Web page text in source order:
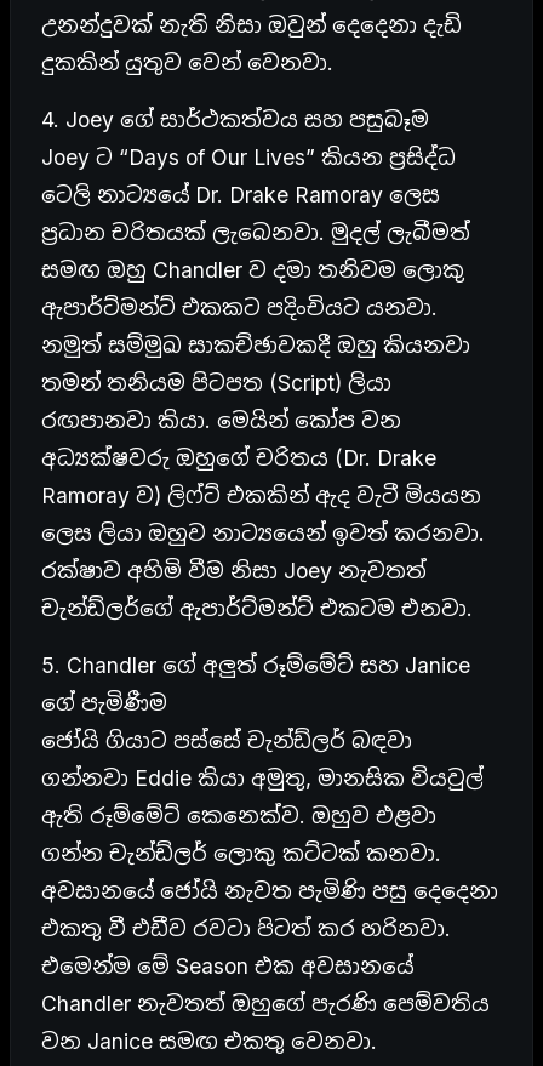
උනන්දුවක් නැති නිසා ඔවුන් දෙදෙනා දැඩි
දුකකින් යුතුව වෙන් වෙනවා.
4. Joey ගේ සාර්ථකත්වය සහ පසුබෑම
Joey ට “Days of Our Lives” කියන ප්‍රසිද්ධ
ටෙලි නාට්‍යයේ Dr. Drake Ramoray ලෙස
ප්‍රධාන චරිතයක් ලැබෙනවා. මුදල් ලැබීමත්
සමඟ ඔහු Chandler ව දමා තනිවම ලොකු
ඇපාර්ට්මන්ට් එකකට පදිංචියට යනවා.
නමුත් සම්මුඛ සාකච්ඡාවකදී ඔහු කියනවා
තමන් තනියම පිටපත (Script) ලියා
රඟපානවා කියා. මෙයින් කෝප වන
අධ්‍යක්ෂවරු ඔහුගේ චරිතය (Dr. Drake
Ramoray ව) ලිෆ්ට් එකකින් ඇද වැටී මියයන
ලෙස ලියා ඔහුව නාට්‍යයෙන් ඉවත් කරනවා.
රක්ෂාව අහිමි වීම නිසා Joey නැවතත්
චැන්ඩ්ලර්ගේ ඇපාර්ට්මන්ට් එකටම එනවා.
5. Chandler ගේ අලුත් රූම්මේට් සහ Janice
ගේ පැමිණීම
ජෝයි ගියාට පස්සේ චැන්ඩ්ලර් බඳවා
ගන්නවා Eddie කියා අමුතු, මානසික වියවුල්
ඇති රූම්මේට් කෙනෙක්ව. ඔහුව එළවා
ගන්න චැන්ඩ්ලර් ලොකු කට්ටක් කනවා.
අවසානයේ ජෝයි නැවත පැමිණි පසු දෙදෙනා
එකතු වී එඩීව රවටා පිටත් කර හරිනවා.
එමෙන්ම මේ Season එක අවසානයේ
Chandler නැවතත් ඔහුගේ පැරණි පෙම්වතිය
වන Janice සමඟ එකතු වෙනවා.